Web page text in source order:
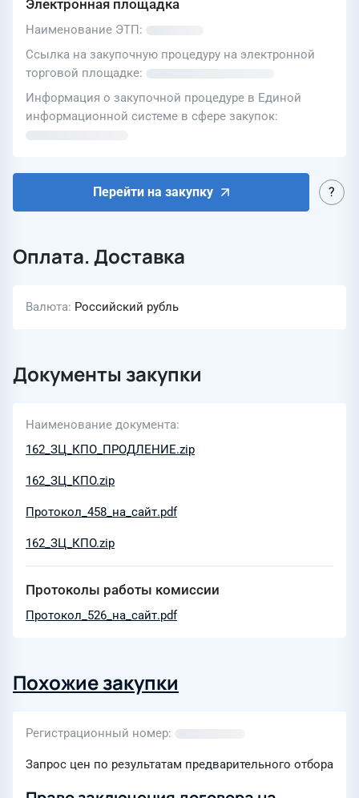
Электронная площадка
Наименование ЭТП
Ссылка на закупочную процедуру на электронной
торговой площадке
Информация о закупочной процедуре в Единой
информационной системе в сфере закупок
Перейти на закупку
Оплата. Доставка
Валюта Российский рубль
Документы закупки
Наименование документа
162_ЗЦ_КПО_ПРОДЛЕНИЕ.zip
162_ЗЦ_КПО.zip
Протокол_458_на_сайт.pdf
162_ЗЦ_КПО.zip
Протоколы работы комиссии
Протокол_526_на_сайт.pdf
Похожие закупки
Регистрационный номер
Запрос цен по результатам предварительного отбора